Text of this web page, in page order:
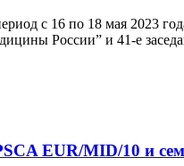
с 16 по 18 мая 2023
России” и 41-е
EUR/MID/10 и